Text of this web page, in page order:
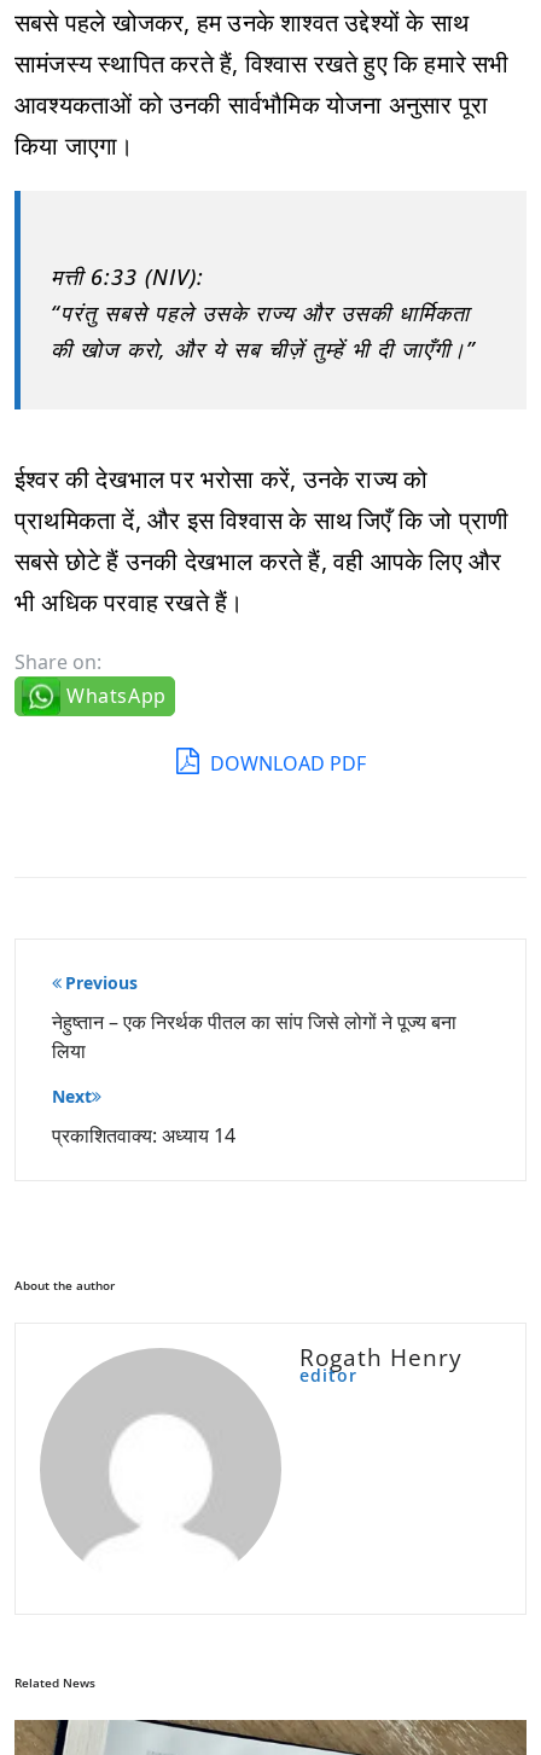
सबसे पहले खोजकर, हम उनके शाश्वत उद्देश्यों के साथ
सामंजस्य स्थापित करते हैं, विश्वास रखते हुए कि हमारे सभी
आवश्यकताओं को उनकी सार्वभौमिक योजना अनुसार पूरा
किया जाएगा।
मत्ती 6:33 (NIV):
“परंतु सबसे पहले उसके राज्य और उसकी धार्मिकता
की खोज करो, और ये सब चीज़ें तुम्हें भी दी जाएँगी।”
ईश्वर की देखभाल पर भरोसा करें, उनके राज्य को
प्राथमिकता दें, और इस विश्वास के साथ जिएँ कि जो प्राणी
सबसे छोटे हैं उनकी देखभाल करते हैं, वही आपके लिए और
भी अधिक परवाह रखते हैं।
Share on:
WhatsApp
DOWNLOAD PDF
पोस्ट
नेविगेशन
Previous
नेहुष्तान – एक निरर्थक पीतल का सांप जिसे लोगों ने पूज्य बना
लिया
Next
प्रकाशितवाक्य: अध्याय 14
About the author
Rogath Henry
editor
Related News